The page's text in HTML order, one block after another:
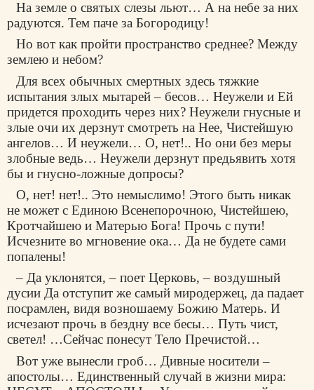
На земле о святых слезы льют… А на небе за них
радуются. Тем паче за Богородицу!
Но вот как пройти пространство среднее? Между
землею и небом?
Для всех обычных смертных здесь тяжкие
испытания злых мытарей – бесов… Неужели и Ей
придется проходить через них? Неужели гнусные и
злые очи их дерзнут смотреть на Нее, Чистейшую
ангелов… И неужели… О, нет!.. Но они без меры
злобные ведь… Неужели дерзнут предьявить хотя
бы и гнусно-ложные допросы?
О, нет! нет!.. Это немыслимо! Этого быть никак
не может с Единою Всенепорочною, Чистейшею,
Кротчайшею и Матерью Бога! Прочь с пути!
Исчезните во мгновение ока… Да не будете сами
попалены!
– Да уклонятся, – поет Церковь, – воздушный
дусии Да отступит же самый миродержец, да падает
посрамлен, видя возношаему Божию Матерь. И
исчезают прочь в бездну все бесы… Путь чист,
светел! …Сейчас понесут Тело Пречистой…
Вот уже вынесли гроб… Дивные носители –
апостолы… Единственный случай в жизни мира: